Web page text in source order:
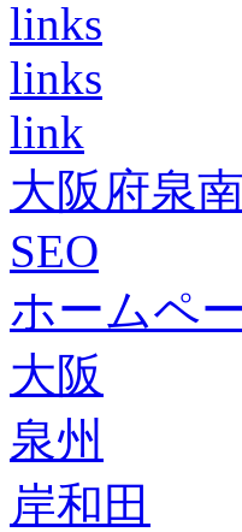
links
links
link
大阪府泉
SEO
ホームペ
大阪
泉州
岸和田